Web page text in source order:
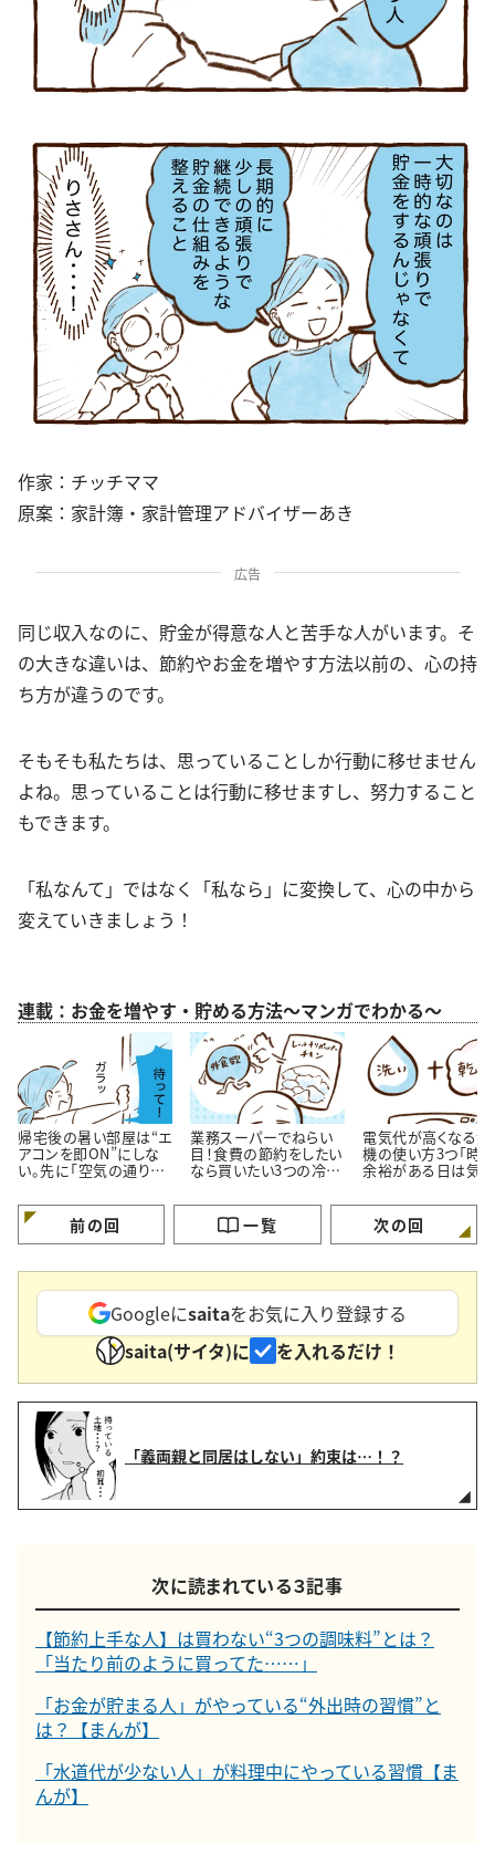
作家：チッチママ
原案：家計簿・家計管理アドバイザーあき
広告
同じ収入なのに、貯金が得意な人と苦手な人がいます。そ
の大きな違いは、節約やお金を増やす方法以前の、心の持
ち方が違うのです。
そもそも私たちは、思っていることしか行動に移せません
よね。思っていることは行動に移せますし、努力すること
もできます。
「私なんて」ではなく「私なら」に変換して、心の中から
変えていきましょう！
連載：お金を増やす・貯める方法～マンガでわかる～
帰宅後の暑い部屋は“エ
アコンを即ON”にしな
い。先に「空気の通り
業務スーパーでねらい
目！食費の節約をしたい
なら買いたい3つの冷凍
電気代が高くなる
機の使い方3つ「時
余裕がある日は気
前の回 一覧 次の回
Googleにsaitaをお気に入り登録する
saita(サイタ)に
を入れるだけ！
「義両親と同居はしない」約束は…！？
次に読まれている３記事
【節約上手な人】は買わない“3つの調味料”とは？
「当たり前のように買ってた……」
「お金が貯まる人」がやっている“外出時の習慣”と
は？【まんが】
「水道代が少ない人」が料理中にやっている習慣【ま
んが】